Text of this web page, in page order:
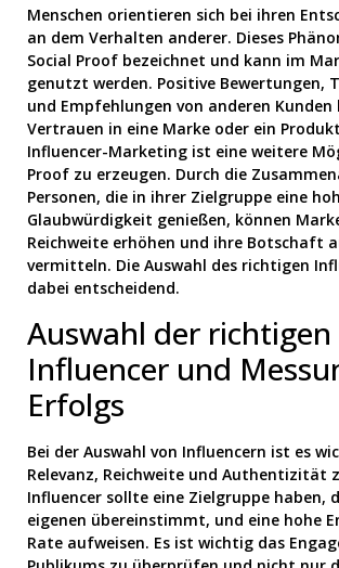
Menschen orientieren sich bei ihren
an dem Verhalten anderer. Dieses
Social Proof bezeichnet und kann im
genutzt werden. Positive Bewertungen,
und Empfehlungen von anderen Kunden
Vertrauen in eine Marke oder ein
Influencer-Marketing ist eine weitere
Proof zu erzeugen. Durch die
Personen, die in ihrer Zielgruppe eine
Glaubwürdigkeit genießen, können
Reichweite erhöhen und ihre Botschaft
vermitteln. Die Auswahl des richtigen
dabei entscheidend.
Auswahl der richtigen
Influencer und
Erfolgs
Bei der Auswahl von Influencern ist es
Relevanz, Reichweite und Authentizität
Influencer sollte eine Zielgruppe haben,
eigenen übereinstimmt, und eine hohe
Rate aufweisen. Es ist wichtig das